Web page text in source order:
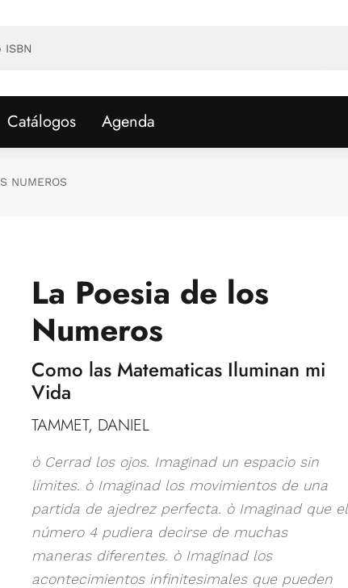
Catálogos Agenda
NUMEROS
La Poesia de los
Numeros
Como las Matematicas Iluminan mi
Vida
TAMMET, DANIEL
ò Cerrad los ojos. Imaginad un espacio sin
límites. ò Imaginad los movimientos de una
partida de ajedrez perfecta. ò Imaginad que el
número 4 pudiera decirse de muchas
maneras diferentes. ò Imaginad los
acontecimientos infinitesimales que pueden